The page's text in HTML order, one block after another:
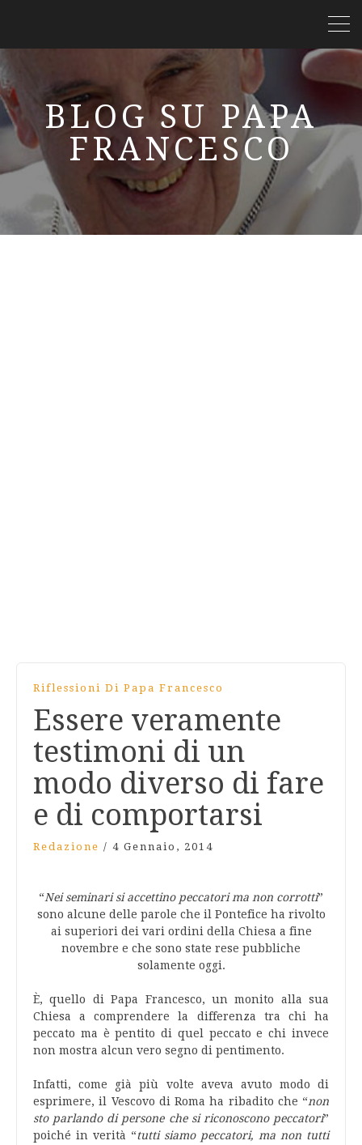
BLOG SU PAPA
FRANCESCO
Riflessioni Di Papa Francesco
Essere veramente
testimoni di un
modo diverso di fare
e di comportarsi
Redazione / 4 Gennaio, 2014
“Nei seminari si accettino peccatori ma non corrotti”
sono alcune delle parole che il Pontefice ha rivolto
ai superiori dei vari ordini della Chiesa a fine
novembre e che sono state rese pubbliche
solamente oggi.
È, quello di Papa Francesco, un monito alla sua
Chiesa a comprendere la differenza tra chi ha
peccato ma è pentito di quel peccato e chi invece
non mostra alcun vero segno di pentimento.
Infatti, come già più volte aveva avuto modo di
esprimere, il Vescovo di Roma ha ribadito che “non
sto parlando di persone che si riconoscono peccatori”
poiché in verità “tutti siamo peccatori, ma non tutti